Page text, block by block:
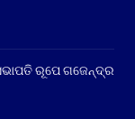
ରୂପେ ଗଜେନ୍ଦ୍ର